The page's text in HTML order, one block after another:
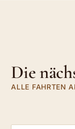
Die
ALLE FAHRTEN